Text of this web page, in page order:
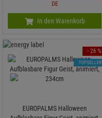
DE
In den Warenkorb
EUROPALMS Halloween
- 26 %
TOPSELLER